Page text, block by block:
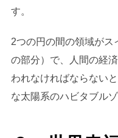
す。
2つの円の間の領域がス
の部分）で、人間の経
われなければならない
な太陽系のハビタブル